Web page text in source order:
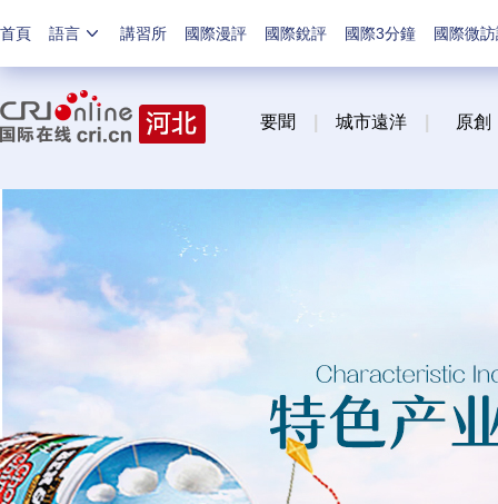
首頁 語言 講習所 國際漫評 國際銳評 國際3分鐘 國際微
要聞 城市遠洋 原創